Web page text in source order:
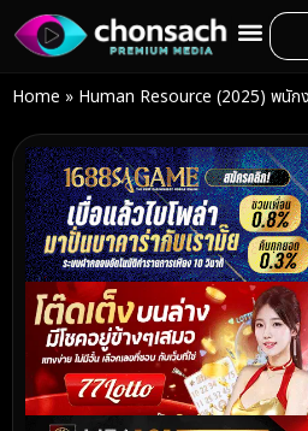
Home » Human Resource (2025) พนักง